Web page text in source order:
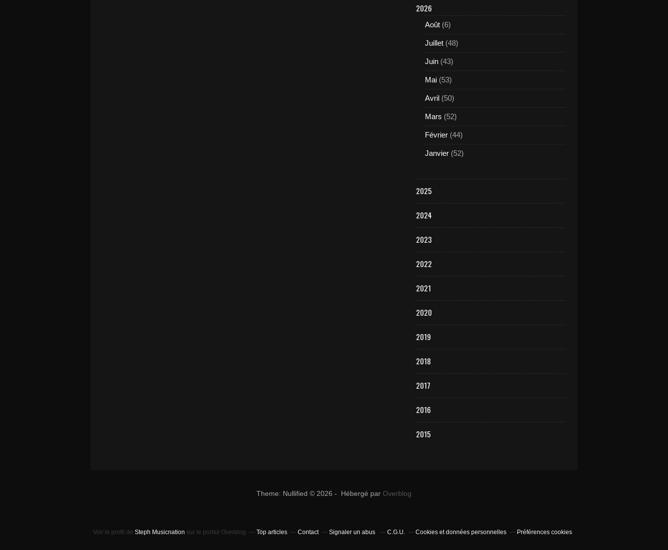
2026
Août (6)
Juillet (48)
Juin (43)
Mai (53)
Avril (50)
Mars (52)
Février (44)
Janvier (52)
2025
2024
2023
2022
2021
2020
2019
2018
2017
2016
2015
Theme: Nullified © 2026 - Hébergé par Overblog
Voir le profil de Steph Musicnation sur le portail Overblog Top articles Contact Signaler un abus C.G.U. Cookies et données personnelles Préférences cookies